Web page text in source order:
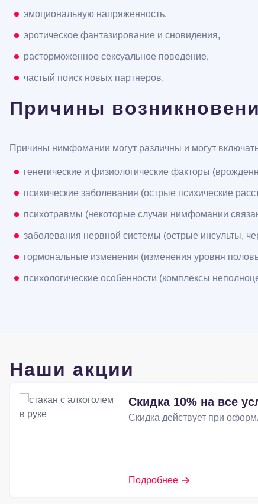
эмоциональную напряженность,
эротическое фантазирование и сновидения,
расторможенное сексуальное поведение,
частый поиск новых партнеров.
Причины
Причины нимфомании могут различны и могут
генетические и физиологические факторы
психические заболевания (острые психические
психотравмы (некоторые случаи нимфомании
заболевания нервной системы (острые инсульты,
гормональные изменения (изменения уровня
психологические особенности (комплексы
Наши акции
Скидка 10% на все
Скидка действует при
Подробнее